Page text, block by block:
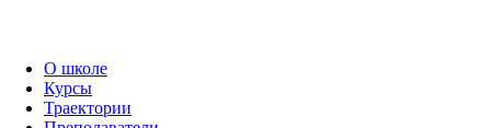
О школе
Курсы
Траектории